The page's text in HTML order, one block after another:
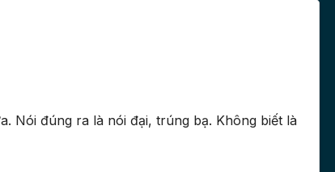
Nói đúng ra là nói đại, trúng bạ. Không biết là